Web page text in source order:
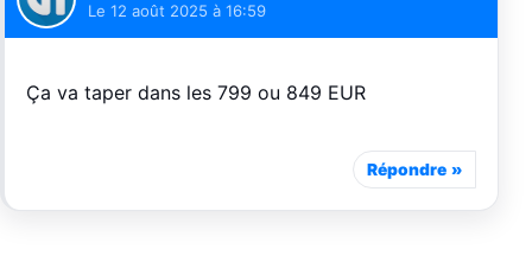
Le 12 août 2025 à 16:59
Ça va taper dans les 799 ou 849 EUR
Répondre